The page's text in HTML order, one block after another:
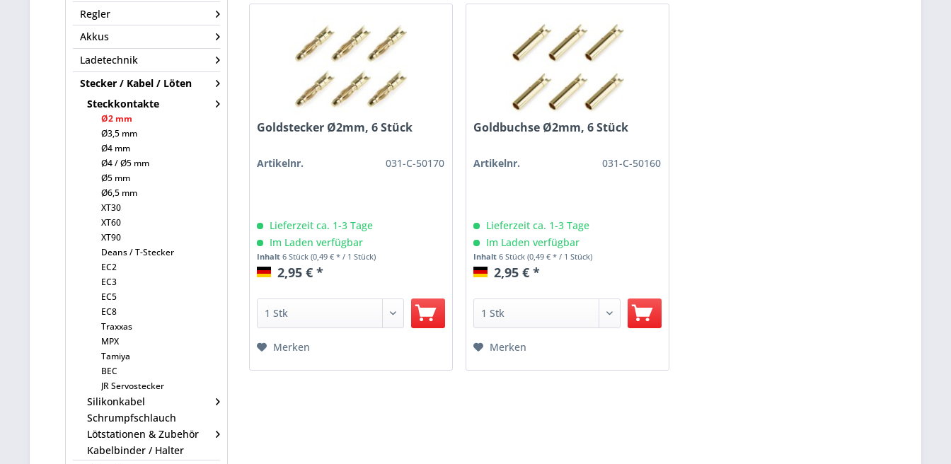
Regler
Akkus
Ladetechnik
Stecker / Kabel / Löten
Steckkontakte
Ø2 mm
Ø3,5 mm
Ø4 mm
Ø4 / Ø5 mm
Ø5 mm
Ø6,5 mm
XT30
XT60
XT90
Deans / T-Stecker
EC2
EC3
EC5
EC8
Traxxas
MPX
Tamiya
BEC
JR Servostecker
Silikonkabel
Schrumpfschlauch
Lötstationen & Zubehör
Kabelbinder / Halter
Goldstecker Ø2mm, 6 Stück
Artikelnr. 031-C-50170
Lieferzeit ca. 1-3 Tage
Im Laden verfügbar
Inhalt6 Stück(0,49 € * / 1 Stück)
2,95 € *
Merken
Goldbuchse Ø2mm, 6 Stück
Artikelnr. 031-C-50160
Lieferzeit ca. 1-3 Tage
Im Laden verfügbar
Inhalt6 Stück(0,49 € * / 1 Stück)
2,95 € *
Merken